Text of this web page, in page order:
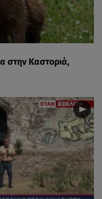
στην Καστοριά,